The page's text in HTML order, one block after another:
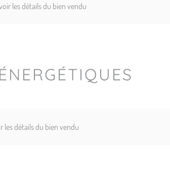
les détails du bien vendu
les détails du bien vendu